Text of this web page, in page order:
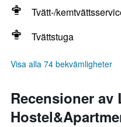
Tvätt-/
Tvättstuga
Visa alla 74 bekvämligheter
Recensioner av